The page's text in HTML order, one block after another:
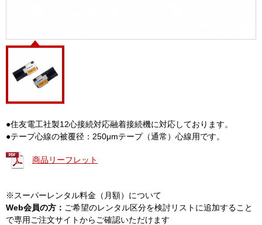
●住友電工社製12心接続対応融着接続機に対応しております。
●テープ心線の被覆径：250μmテープ（通常）心線用です。
商品リーフレット
※スーパーレンタル料金（月額）について
Web会員の方： ご希望のレンタル区分を検討リストに追加すること
で専用ご注文サイトからご確認いただけます